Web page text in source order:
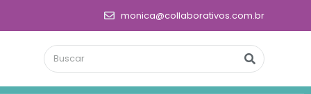
monica@collaborativos.com.br